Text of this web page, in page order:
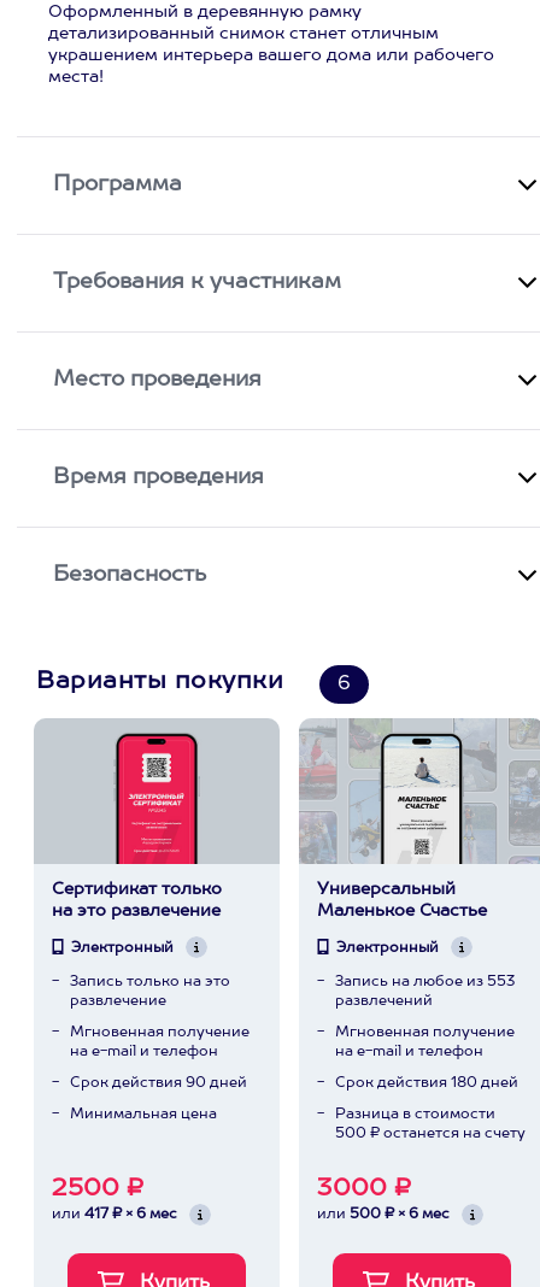
Оформленный в деревянную рамку
детализированный снимок станет отличным
украшением интерьера вашего дома или рабочего
места!
Программа
Требования к участникам
Место проведения
Время проведения
Безопасность
Варианты покупки 6
Сертификат только
на это развлечение
Электронный
Запись только на это
развлечение
Мгновенная получение
на e-mail и телефон
Срок действия 90 дней
Минимальная цена
2500 ₽
или 417 ₽ × 6 мес
Универсальный
Маленькое Счастье
Электронный
Запись на любое из 553
развлечений
Мгновенная получение
на e-mail и телефон
Срок действия 180 дней
Разница в стоимости
500 ₽ останется на счету
3000 ₽
или 500 ₽ × 6 мес